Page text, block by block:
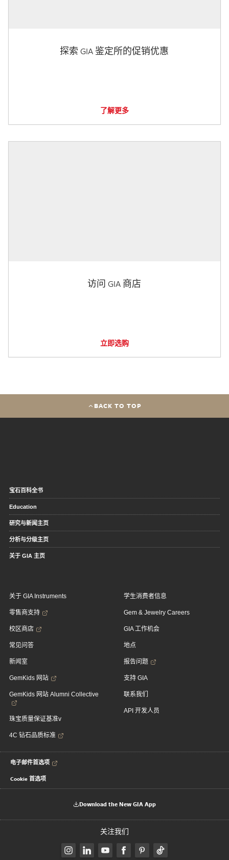
探索 GIA 鉴定所的促销优惠
了解更多
访问 GIA 商店
立即选购
BACK TO TOP
宝石百科全书
Education
研究与新闻主页
分析与分级主页
关于 GIA 主页
关于 GIA Instruments
零售商支持
校区商店
常见问答
新闻室
GemKids 网站
GemKids 网站 Alumni Collective
珠宝质量保证基准v
4C 钻石品质标准
学生消费者信息
Gem & Jewelry Careers
GIA 工作机会
地点
报告问题
支持 GIA
联系我们
API 开发人员
电子邮件首选项
Cookie 首选项
Download the New GIA App
关注我们